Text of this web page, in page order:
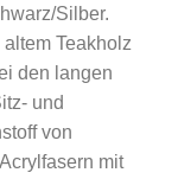
Silber.
Teakholz
den langen
und
von
mit